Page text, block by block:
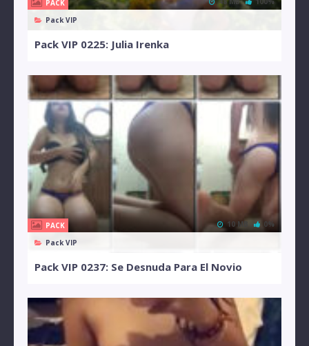
PACK
Pack VIP
Pack VIP 0225: Julia Irenka
PACK
Pack VIP
10 MB 0%
Pack VIP 0237: Se Desnuda Para El Novio